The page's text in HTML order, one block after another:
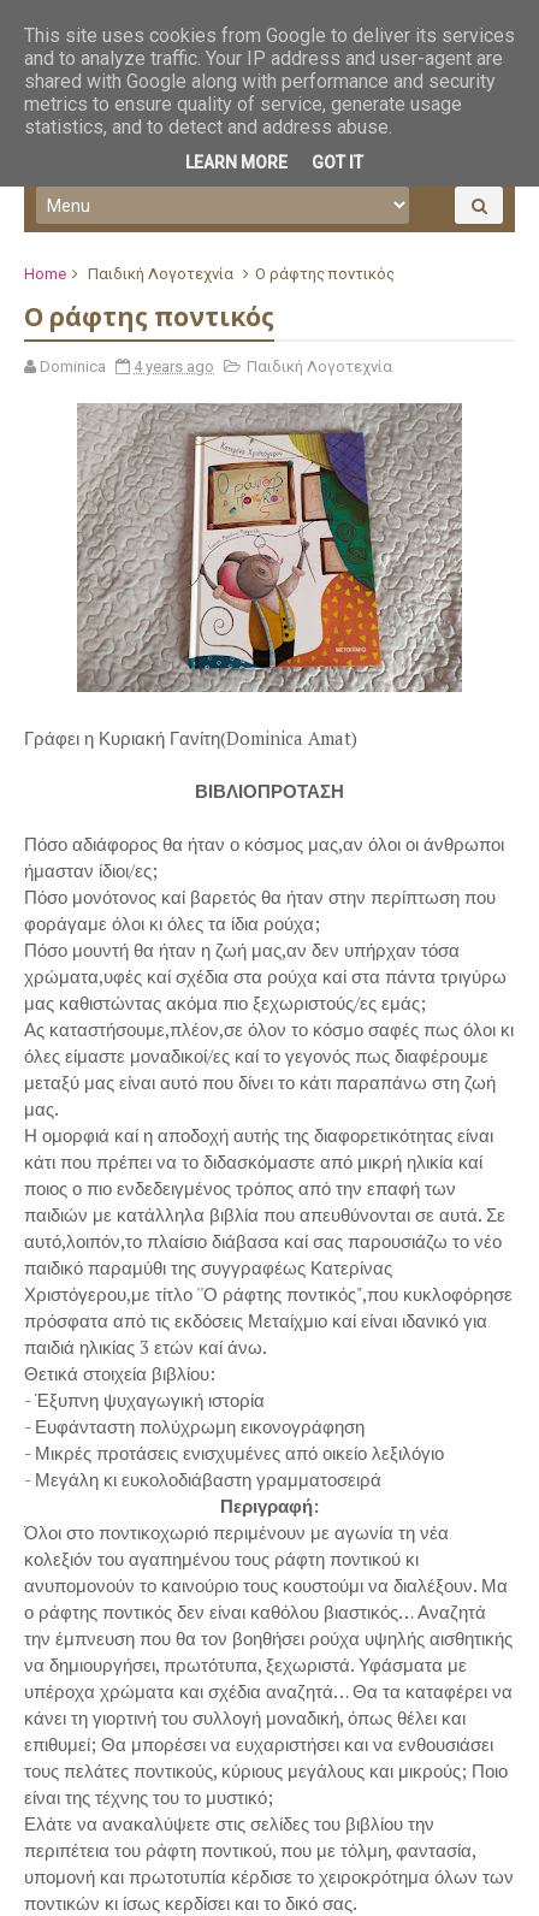
Home Παιδική Λογοτεχνία Ο ράφτης ποντικός
Ο ράφτης ποντικός
Dominica 4 years ago Παιδική Λογοτεχνία
Γράφει η Κυριακή Γανίτη(Dominica Amat)
ΒΙΒΛΙΟΠΡΟΤΑΣΗ
Πόσο αδιάφορος θα ήταν ο κόσμος μας,αν όλοι οι άνθρωποι
ήμασταν ίδιοι/ες;
Πόσο μονότονος καί βαρετός θα ήταν στην περίπτωση που
φοράγαμε όλοι κι όλες τα ίδια ρούχα;
Πόσο μουντή θα ήταν η ζωή μας,αν δεν υπήρχαν τόσα
χρώματα,υφές καί σχέδια στα ρούχα καί στα πάντα τριγύρω
μας καθιστώντας ακόμα πιο ξεχωριστούς/ες εμάς;
Ας καταστήσουμε,πλέον,σε όλον το κόσμο σαφές πως όλοι κι
όλες είμαστε μοναδικοί/ες καί το γεγονός πως διαφέρουμε
μεταξύ μας είναι αυτό που δίνει το κάτι παραπάνω στη ζωή
μας.
Η ομορφιά καί η αποδοχή αυτής της διαφορετικότητας είναι
κάτι που πρέπει να το διδασκόμαστε από μικρή ηλικία καί
ποιος ο πιο ενδεδειγμένος τρόπος από την επαφή των
παιδιών με κατάλληλα βιβλία που απευθύνονται σε αυτά. Σε
αυτό,λοιπόν,το πλαίσιο διάβασα καί σας παρουσιάζω το νέο
παιδικό παραμύθι της συγγραφέως Κατερίνας
Χριστόγερου,με τίτλο ''Ο ράφτης ποντικός",που κυκλοφόρησε
πρόσφατα από τις εκδόσεις Μεταίχμιο καί είναι ιδανικό για
παιδιά ηλικίας 3 ετών καί άνω.
Θετικά στοιχεία βιβλίου:
- Έξυπνη ψυχαγωγική ιστορία
- Ευφάνταστη πολύχρωμη εικονογράφηση
- Μικρές προτάσεις ενισχυμένες από οικείο λεξιλόγιο
- Μεγάλη κι ευκολοδιάβαστη γραμματοσειρά
Περιγραφή:
Όλοι στο ποντικοχωριό περιμένουν με αγωνία τη νέα
κολεξιόν του αγαπημένου τους ράφτη ποντικού κι
ανυπομονούν το καινούριο τους κουστούμι να διαλέξουν. Μα
ο ράφτης ποντικός δεν είναι καθόλου βιαστικός… Αναζητά
την έμπνευση που θα τον βοηθήσει ρούχα υψηλής αισθητικής
να δημιουργήσει, πρωτότυπα, ξεχωριστά. Υφάσματα με
υπέροχα χρώματα και σχέδια αναζητά… Θα τα καταφέρει να
κάνει τη γιορτινή του συλλογή μοναδική, όπως θέλει και
επιθυμεί; Θα μπορέσει να ευχαριστήσει και να ενθουσιάσει
τους πελάτες ποντικούς, κύριους μεγάλους και μικρούς; Ποιο
είναι της τέχνης του το μυστικό;
Ελάτε να ανακαλύψετε στις σελίδες του βιβλίου την
περιπέτεια του ράφτη ποντικού, που με τόλμη, φαντασία,
υπομονή και πρωτοτυπία κέρδισε το χειροκρότημα όλων των
ποντικών κι ίσως κερδίσει και το δικό σας.
This site uses cookies from Google to deliver its services
and to analyze traffic. Your IP address and user-agent are
shared with Google along with performance and security
metrics to ensure quality of service, generate usage
statistics, and to detect and address abuse.
LEARN MORE GOT IT